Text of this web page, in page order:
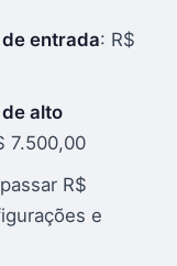
entrada: R$
alto
7.500,00
R$
e